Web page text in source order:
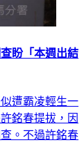
盼「本週出結
遭霸凌輕生一
銘春提拔，因